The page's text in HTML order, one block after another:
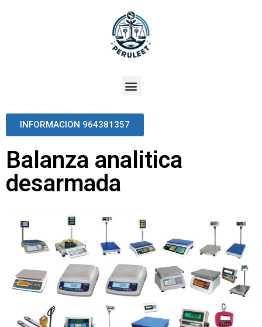
INFORMACION 964381357
Balanza analitica
desarmada